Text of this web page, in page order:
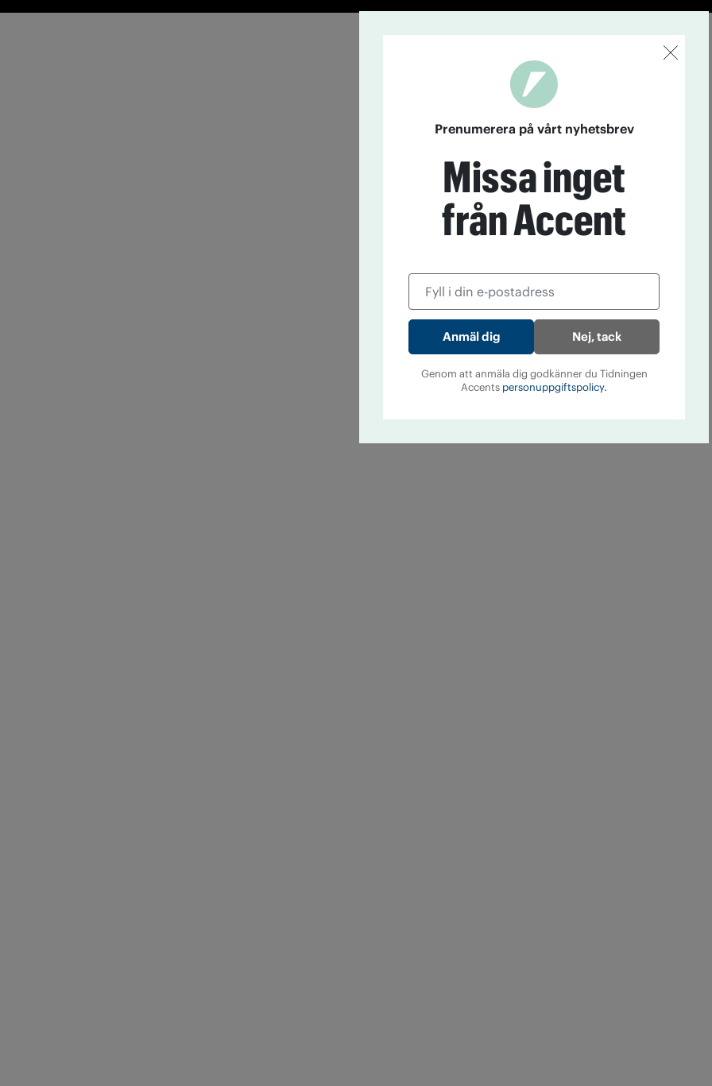
Prenumerera på vårt nyhetsbrev
Missa inget
från Accent
Nej, tack
Genom att anmäla dig godkänner du Tidningen
Accents personuppgiftspolicy.